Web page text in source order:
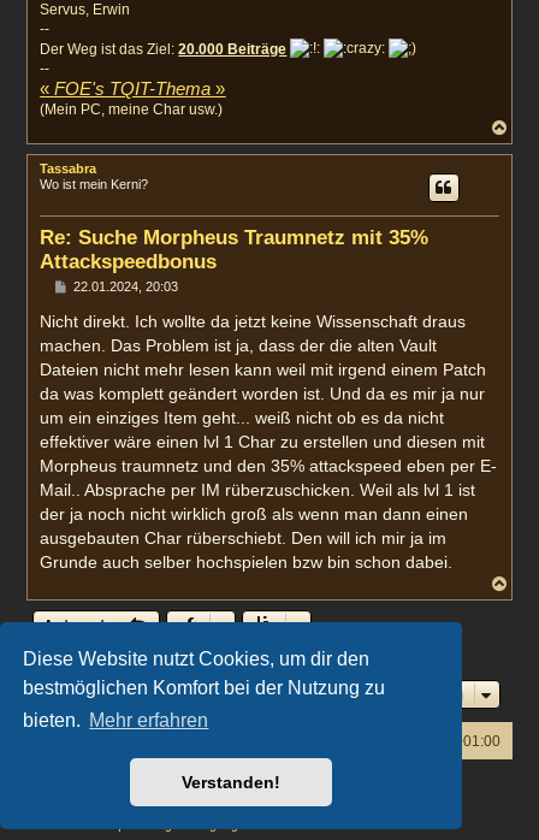
Diese Website nutzt Cookies, um dir den
bestmöglichen Komfort bei der Nutzung zu
bieten. Mehr erfahren
Verstanden!
Servus, Erwin
--
Der Weg ist das Ziel:20.000 Beiträge
--
«FOE's TQIT-Thema »
(Mein PC, meine Char usw.)
a
c
Tassabra
Wo ist mein Kerni?
Re: Suche Morpheus Traumnetz mit 35%
Attackspeedbonus
B
i
t
r
g
22.01.2024, 20:03
Nicht direkt. Ich wollte da jetzt keine Wissenschaft draus
machen. Das Problem ist ja, dass der die alten Vault
Dateien nicht mehr lesen kann weil mit irgend einem Patch
da was komplett geändert worden ist. Und da es mir ja nur
um ein einziges Item geht... weiß nicht ob es da nicht
effektiver wäre einen lvl 1 Char zu erstellen und diesen mit
Morpheus traumnetz und den 35% attackspeed eben per E-
Mail.. Absprache per IM rüberzuschicken. Weil als lvl 1 ist
der ja noch nicht wirklich groß als wenn man dann einen
ausgebauten Char rüberschiebt. Den will ich mir ja im
Grunde auch selber hochspielen bzw bin schon dabei.
a
Antworten
3 Beiträge • Seite1 von 1
Gehe zu
UTC+01:00
® Forum Software © phpBB Limited
Deutsche Übersetzung durch